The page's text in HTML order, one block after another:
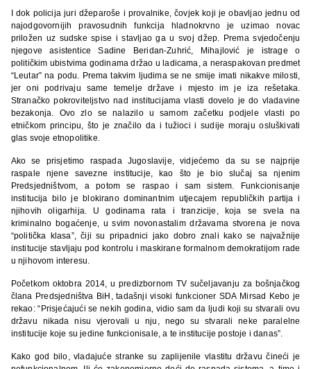
I dok policija juri džeparoše i provalnike, čovjek koji je obavljao jednu od
najodgovornijih pravosudnih funkcija hladnokrvno je uzimao novac
priložen uz sudske spise i stavljao ga u svoj džep. Prema svjedočenju
njegove asistentice Sadine Beridan-Zuhrić, Mihajlović je istrage o
političkim ubistvima godinama držao u ladicama, a neraspakovan predmet
“Leutar” na podu. Prema takvim ljudima se ne smije imati nikakve milosti,
jer oni podrivaju same temelje države i mjesto im je iza rešetaka.
Stranačko pokroviteljstvo nad institucijama vlasti dovelo je do vladavine
bezakonja. Ovo zlo se nalazilo u samom začetku podjele vlasti po
etničkom principu, što je značilo da i tužioci i sudije moraju osluškivati
glas svoje etnopolitike.
Ako se prisjetimo raspada Jugoslavije, vidjećemo da su se najprije
raspale njene savezne institucije, kao što je bio slučaj sa njenim
Predsjedništvom, a potom se raspao i sam sistem. Funkcionisanje
institucija bilo je blokirano dominantnim utjecajem republičkih partija i
njihovih oligarhija. U godinama rata i tranzicije, koja se svela na
kriminalno bogaćenje, u svim novonastalim državama stvorena je nova
“politička klasa”, čiji su pripadnici jako dobro znali kako se najvažnije
institucije stavljaju pod kontrolu i maskirane formalnom demokratijom rade
u njihovom interesu.
Početkom oktobra 2014, u predizbornom TV sučeljavanju za bošnjačkog
člana Predsjedništva BiH, tadašnji visoki funkcioner SDA Mirsad Kebo je
rekao: “Prisjećajući se nekih godina, vidio sam da ljudi koji su stvarali ovu
državu nikada nisu vjerovali u nju, nego su stvarali neke paralelne
institucije koje su jedine funkcionisale, a te institucije postoje i danas”.
Kako god bilo, vladajuće stranke su zaplijenile vlastitu državu čineći je